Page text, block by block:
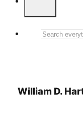
Search
William D.